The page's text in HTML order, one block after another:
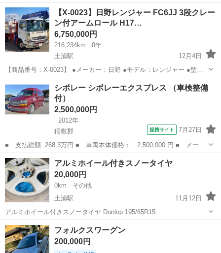
NPR75N ●走行距離：２２，０３７km ●最大積載量：３，１５０kg ●
初度登録年月：平成１９年７月 ●乗車定員：３人 ●原動機の...
茨城 稲敷郡 その他
【X-0023】日野レンジャー FC6JJ 3段クレー
ン付アームロール H17…
6,750,000円
216,234km
0年
土浦駅
12月4日
【商品番号：X-0023】 ●メーカー：日野 ●モデル：レンジャー ●型
式：FC6JJW ●走行距離：216,234km ●最大積載量：2600kg ●初度登
録年月：平成17年9月 ●乗車定員：2人 ●原動機...
茨城 稲敷郡 土浦駅 その他 コンテナ
シボレー シボレーエクスプレス （車検整備
付）
2,500,000円
2012年
稲敷郡
提携サイト 7月27日
■ 支払総額: 268.3万円 ■ 車両本体価格： 2,500,000 円 ■ メーカ
ー名： シボレー ■ 車種名： シボレーエクスプレス ■ グレード
名： ■ 排気量： 5300cc ■ ドア枚数： 4D ■ ミッショ...
茨城 稲敷郡
アルミホイール付きスノータイヤ
20,000円
0km
その他
土浦駅
11月12日
アルミホイール付きスノータイヤ Dunlop 195/65R15
茨城 稲敷郡 土浦駅 その他
フォルクスワーグン
200,000円